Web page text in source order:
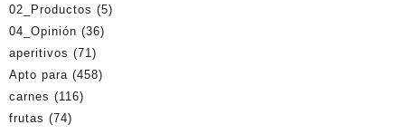
02_Productos (5)
04_Opinión (36)
aperitivos (71)
Apto para (458)
carnes (116)
frutas (74)